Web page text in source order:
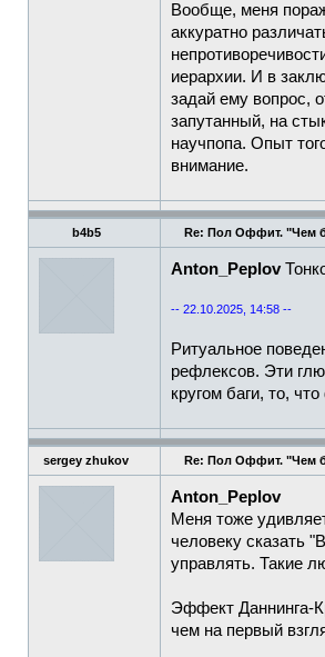
Вообще, меня
аккуратно
иерархии. И в
задай ему вопрос,
запутанный, на
научпопа. Опыт
внимание.
b4b5 Re: Пол Оффит. "Чем
Anton_Peplov
-- 22.10.2025, 14:58 --
Ритуальное
рефлексов. Эти
кругом баги, то,
sergey zhukov Re: Пол Оффит. "Чем
Anton_Peplov
Меня тоже
человеку сказать
управлять. Такие
Эффект Даннинга-
чем на первый